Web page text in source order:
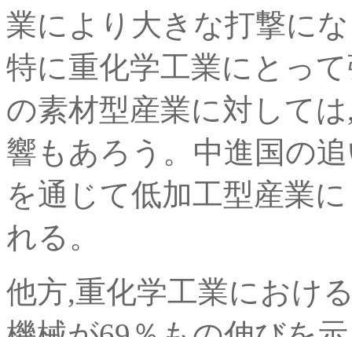
業により大きな打撃に
特に重化学工業にとっ
の素材型産業に対して
響もあろう。中進国の
を通じて低加工型産業
れる。
他方,重化学工業におけ